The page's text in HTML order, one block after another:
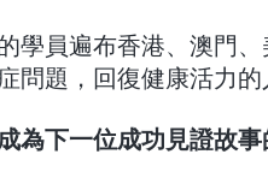
學員遍布香港、澳門
問題，回復健康活力的
為下一位成功見證故